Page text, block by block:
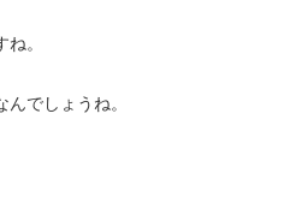
。
でしょうね。